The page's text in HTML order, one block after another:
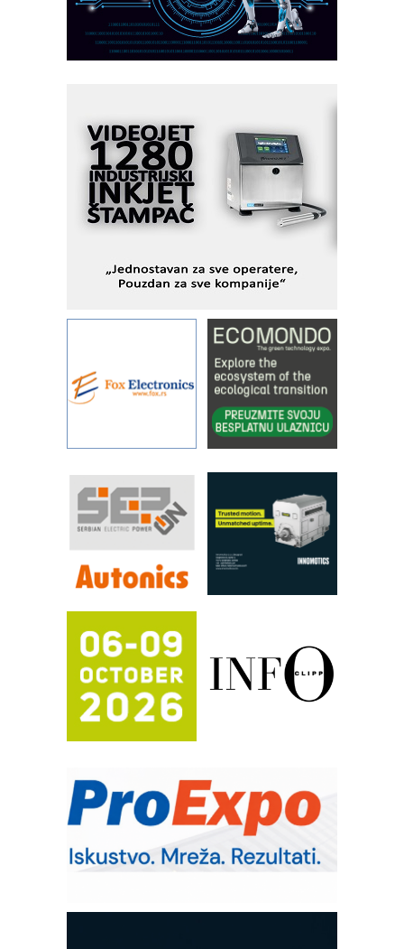
AUKOM: Svetski standard metrologije
dostupan u Srbiji
MOTOMAN – NEXT-Robotika vođena
industrijsku automatizaciju
pionirskimmobile operator PANEL-OM
Fleksibilno stezanje i brzo
podešavanje u proizvodnji prototipova
KIP KOP – napredna rešenja za
savremene industrijske i logističke
Alba d.o.o. – 35 godina preciznosti u
metrologiji i pametnim dozirnim
IBeRTIM - oprema za ispitivanje
STAUFF – Komponente koje
povećavaju pouzdanost hidrauličkih
sistema
YAMADA pumpe – japanska
pouzdanost u transferu fluida
Filtration Group Industrial – Napredna
rešenja za filtraciju u hidrauličkim i
procesnim sistemima
RILINEX kompanije Rittal
FANUC: Najbolje za vašu pametnu
automatizaciju
Automatizacija pakovanja · Display
(Shelf-Ready) omotnice
Potpuna efikasnost bez složenih
sistema
Trajna oznaka kao dugoročna korist
Bezbednost na prvom mestu!
poverenja u industriji
RMQ-TITAN ADVANCED INDICATOR
– Pametna signalizacija za efikasnije
upravljanje mašinama
Mitutoyo Crysta-Apex V PLUS: Nova
OBO sistemi mrežastih nosača kablova